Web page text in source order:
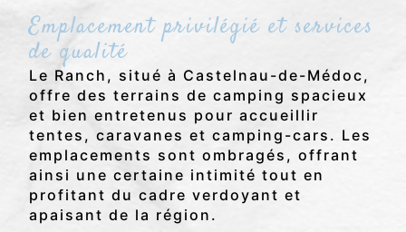
Emplacement privilégié et services
de qualité
Le Ranch, situé à Castelnau-de-Médoc,
offre des terrains de camping spacieux
et bien entretenus pour accueillir
tentes, caravanes et camping-cars. Les
emplacements sont ombragés, offrant
ainsi une certaine intimité tout en
profitant du cadre verdoyant et
apaisant de la région.